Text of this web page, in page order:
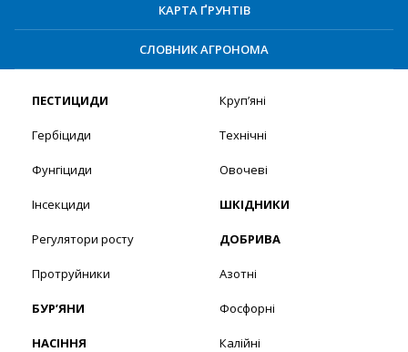
КАРТА ҐРУНТІВ
СЛОВНИК АГРОНОМА
ПЕСТИЦИДИ
Гербіциди
Фунгіциди
Інсекциди
Регулятори росту
Протруйники
БУР’ЯНИ
НАСІННЯ
Круп’яні
Технічні
Овочеві
ШКІДНИКИ
ДОБРИВА
Азотні
Фосфорні
Калійні